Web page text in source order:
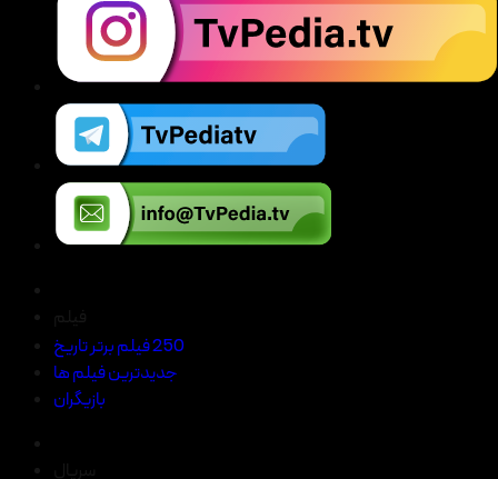
250 فیلم برتر تاریخ
جدیدترین فیلم ها
بازیگران